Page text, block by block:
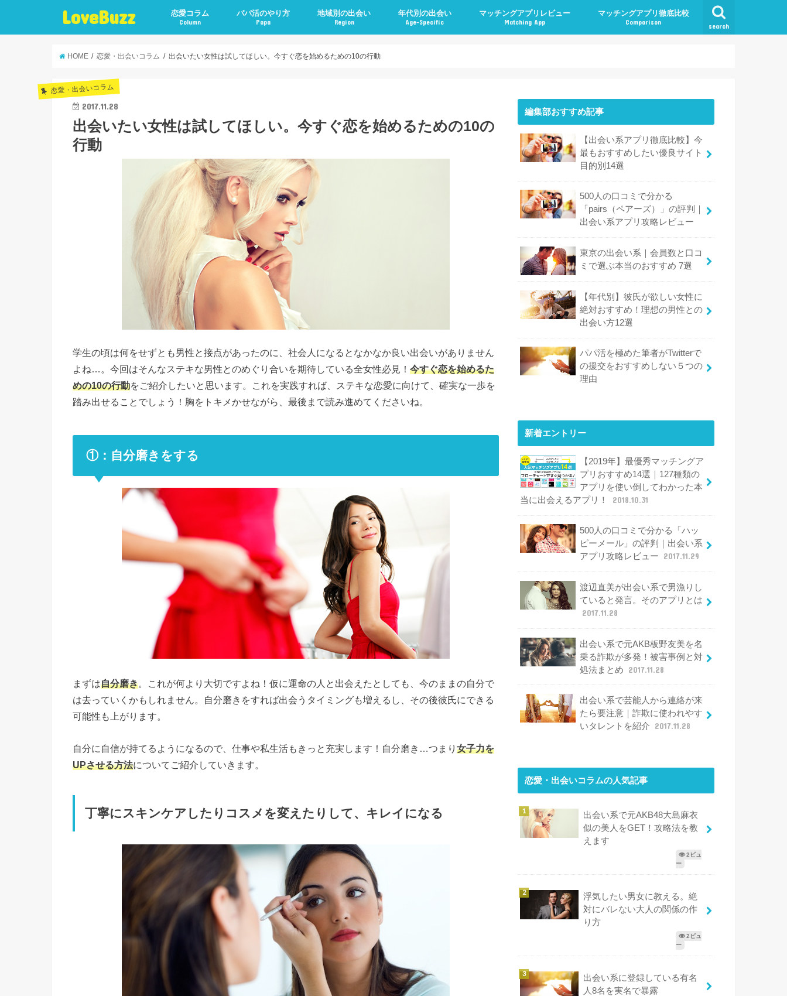
LoveBuzz search
恋愛コラム
Column
パパ活のやり方
Papa
地域別の出会い
Region
年代別の出会い
Age-Specific
マッチングアプリレビュー
Matching App
マッチングアプリ徹底比較
Comparison
HOME 恋愛・出会いコラム 出会いたい女性は試してほしい。今すぐ恋を始めるための10の行動
恋愛・出会いコラム
2017.11.28
出会いたい女性は試してほしい。今すぐ恋を始めるための10の
行動
学生の頃は何をせずとも男性と接点があったのに、社会人になるとなかなか良い出会いがありません
よね…。今回はそんなステキな男性とのめぐり合いを期待している全女性必見！ 今すぐ恋を始めるた
めの10の行動をご紹介したいと思います。これを実践すれば、ステキな恋愛に向けて、確実な一歩を
踏み出せることでしょう！胸をトキメかせながら、最後まで読み進めてくださいね。
①：自分磨きをする
まずは自分磨き。これが何より大切ですよね！仮に運命の人と出会えたとしても、今のままの自分で
は去っていくかもしれません。自分磨きをすれば出会うタイミングも増えるし、その後彼氏にできる
可能性も上がります。
自分に自信が持てるようになるので、仕事や私生活もきっと充実します！自分磨き…つまり 女子力を
UPさせる方法についてご紹介していきます。
丁寧にスキンケアしたりコスメを変えたりして、キレイになる
編集部おすすめ記事
【出会い系アプリ徹底比較】今
最もおすすめしたい優良サイト
目的別14選
500人の口コミで分かる
「pairs（ペアーズ）」の評判｜
出会い系アプリ攻略レビュー
東京の出会い系｜会員数と口コ
ミで選ぶ本当のおすすめ 7選
【年代別】彼氏が欲しい女性に
絶対おすすめ！理想の男性との
出会い方12選
パパ活を極めた筆者がTwitterで
の援交をおすすめしない５つの
理由
新着エントリー
【2019年】最優秀マッチングア
プリおすすめ14選｜127種類の
アプリを使い倒してわかった本
当に出会えるアプリ！
2018.10.31
500人の口コミで分かる「ハッ
ピーメール」の評判｜出会い系
アプリ攻略レビュー
2017.11.29
渡辺直美が出会い系で男漁りし
ていると発言。そのアプリとは
2017.11.28
出会い系で元AKB板野友美を名
乗る詐欺が多発！被害事例と対
処法まとめ
2017.11.28
出会い系で芸能人から連絡が来
たら要注意｜詐欺に使われやす
いタレントを紹介
2017.11.28
恋愛・出会いコラムの人気記事
出会い系で元AKB48大島麻衣
似の美人をGET！攻略法を教
えます
2ビュ
ー
浮気したい男女に教える。絶
対にバレない大人の関係の作
り方
2ビュ
ー
出会い系に登録している有名
人8名を実名で暴露